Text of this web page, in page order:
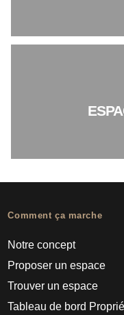
Comment ça marche
Notre concept
Proposer un espace
Trouver un espace
Tableau de bord